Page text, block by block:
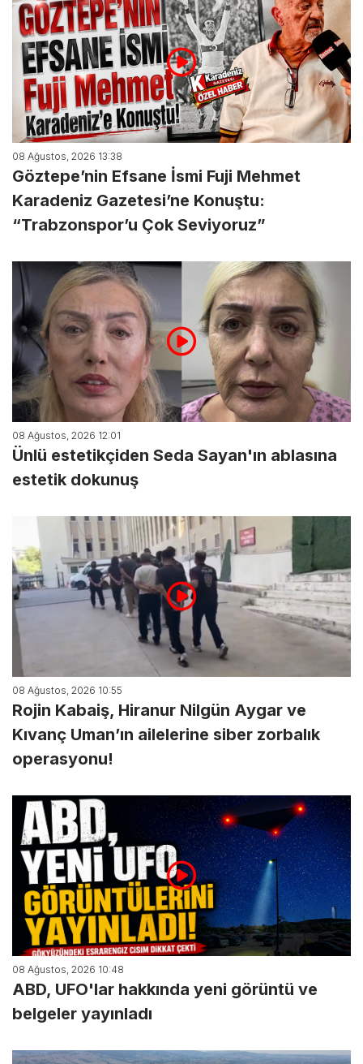
08 Ağustos, 2026 13:38
Göztepe’nin Efsane İsmi Fuji Mehmet
Karadeniz Gazetesi’ne Konuştu:
“Trabzonspor’u Çok Seviyoruz”
08 Ağustos, 2026 12:01
Ünlü estetikçiden Seda Sayan'ın ablasına
estetik dokunuş
08 Ağustos, 2026 10:55
Rojin Kabaiş, Hiranur Nilgün Aygar ve
Kıvanç Uman’ın ailelerine siber zorbalık
operasyonu!
08 Ağustos, 2026 10:48
ABD, UFO'lar hakkında yeni görüntü ve
belgeler yayınladı